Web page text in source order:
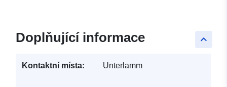
keyboard_arrow_up
Doplňující informace
Kontaktní místa: Unterlamm